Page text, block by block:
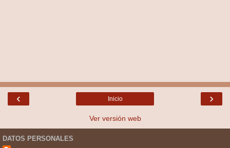
‹ ›
Inicio
Ver versión web
DATOS PERSONALES